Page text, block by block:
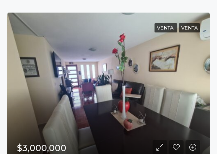
VENTA VENTA
$3,000,000